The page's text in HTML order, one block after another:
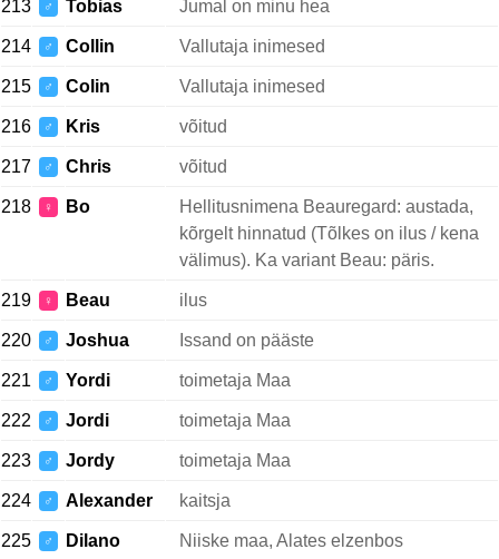
213 ♂ Tobias Jumal on minu hea
214 ♂ Collin Vallutaja inimesed
215 ♂ Colin Vallutaja inimesed
216 ♂ Kris võitud
217 ♂ Chris võitud
218 ♀ Bo
Hellitusnimena Beauregard: austada,
kõrgelt hinnatud (Tõlkes on ilus / kena
välimus). Ka variant Beau: päris.
219 ♀ Beau ilus
220 ♂ Joshua Issand on pääste
221 ♂ Yordi toimetaja Maa
222 ♂ Jordi toimetaja Maa
223 ♂ Jordy toimetaja Maa
224 ♂ Alexander kaitsja
225 ♂ Dilano Niiske maa, Alates elzenbos